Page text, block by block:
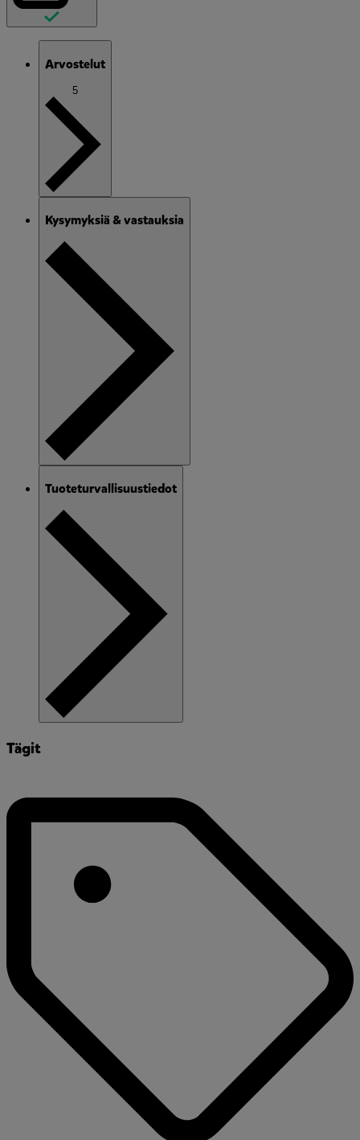
Arvostelut
5
Kysymyksiä & vastauksia
Tuoteturvallisuustiedot
Tägit